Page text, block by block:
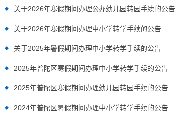
关于2026年寒假期间办理公办幼儿园转园手续的公告
关于2026年寒假期间办理中小学转学手续的公告
关于2025年暑假期间办理中小学转学手续的公告
2025年普陀区寒假期间办理中小学转学手续的公告
2025年普陀区寒假期间办理幼儿园转园手续的公告
2024年普陀区暑假期间办理中小学转学手续的公告